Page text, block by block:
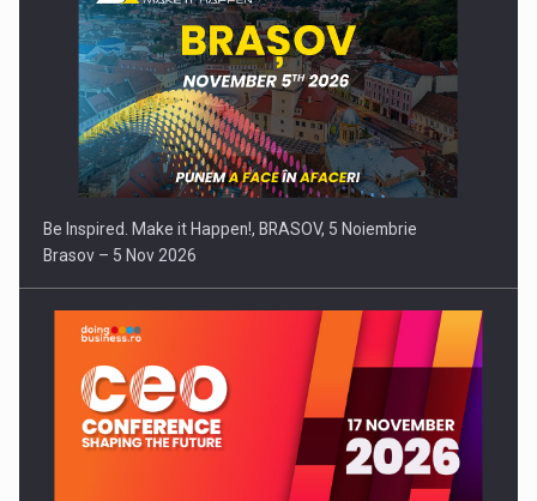
Be Inspired. Make it Happen!, BRASOV, 5 Noiembrie
Brasov – 5 Nov 2026